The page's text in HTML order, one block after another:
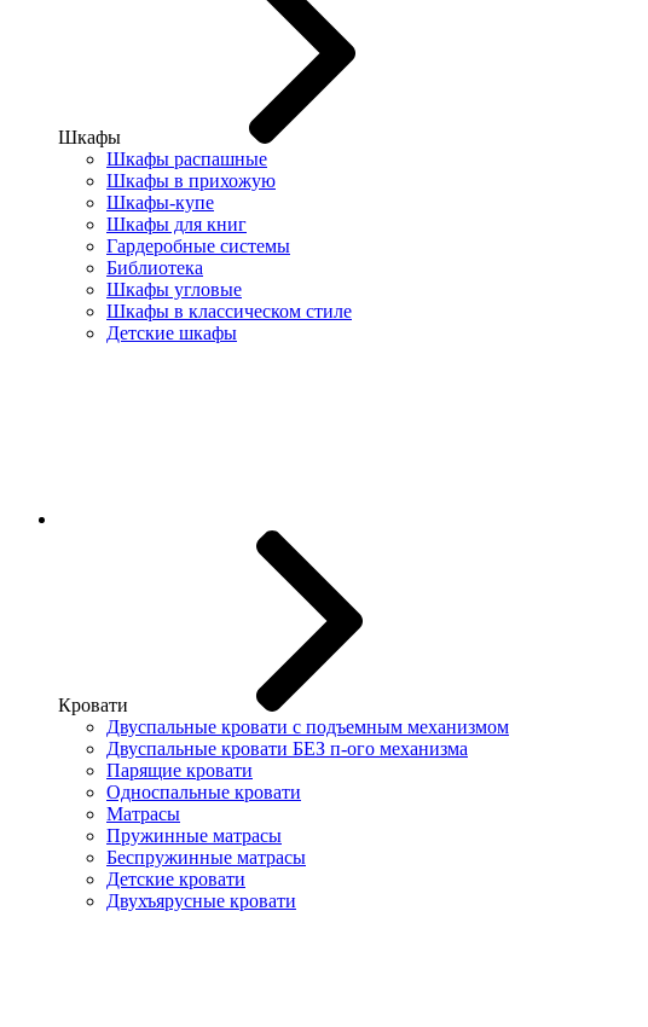
Шкафы
Шкафы распашные
Шкафы в прихожую
Шкафы-купе
Шкафы для книг
Гардеробные системы
Библиотека
Шкафы угловые
Шкафы в классическом стиле
Детские шкафы
Кровати
Двуспальные кровати с подъемным механизмом
Двуспальные кровати БЕЗ п-ого механизма
Парящие кровати
Односпальные кровати
Матрасы
Пружинные матрасы
Беспружинные матрасы
Детские кровати
Двухъярусные кровати